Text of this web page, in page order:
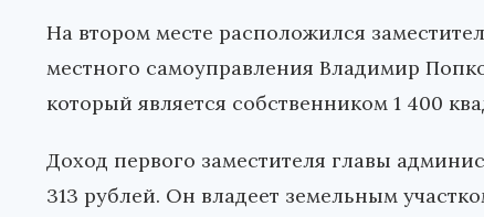
На втором месте расположился
местного самоуправления Владимир
который является собственником 1 400
Доход первого заместителя главы
313 рублей. Он владеет земельным